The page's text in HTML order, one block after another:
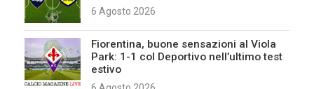
6 Agosto 2026
Fiorentina, buone sensazioni al Viola
Park: 1-1 col Deportivo nell’ultimo test
estivo